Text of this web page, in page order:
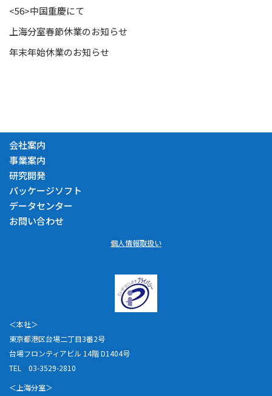
<56>中国重慶にて
上海分室春節休業のお知らせ
年末年始休業のお知らせ
会社案内
事業案内
研究開発
パッケージソフト
データセンター
お問い合わせ
個人情報取扱い
＜本社＞
東京都港区台場二丁目3番2号
台場フロンティアビル 14階 D1404号
TEL 03-3529-2810
＜上海分室＞